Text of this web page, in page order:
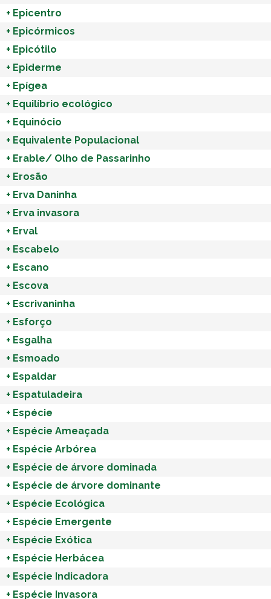
+ Epicentro
+ Epicórmicos
+ Epicótilo
+ Epiderme
+ Epígea
+ Equilíbrio ecológico
+ Equinócio
+ Equivalente Populacional
+ Erable/ Olho de Passarinho
+ Erosão
+ Erva Daninha
+ Erva invasora
+ Erval
+ Escabelo
+ Escano
+ Escova
+ Escrivaninha
+ Esforço
+ Esgalha
+ Esmoado
+ Espaldar
+ Espatuladeira
+ Espécie
+ Espécie Ameaçada
+ Espécie Arbórea
+ Espécie de árvore dominada
+ Espécie de árvore dominante
+ Espécie Ecológica
+ Espécie Emergente
+ Espécie Exótica
+ Espécie Herbácea
+ Espécie Indicadora
+ Espécie Invasora